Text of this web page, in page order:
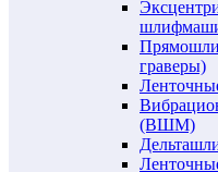
граверы)
(ВШМ)